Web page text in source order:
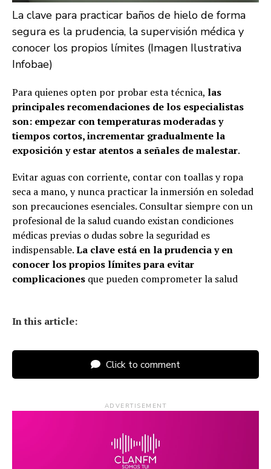
La clave para practicar baños de hielo de forma
segura es la prudencia, la supervisión médica y
conocer los propios límites (Imagen Ilustrativa
Infobae)
Para quienes opten por probar esta técnica, las
principales recomendaciones de los especialistas
son: empezar con temperaturas moderadas y
tiempos cortos, incrementar gradualmente la
exposición y estar atentos a señales de malestar.
Evitar aguas con corriente, contar con toallas y ropa
seca a mano, y nunca practicar la inmersión en soledad
son precauciones esenciales. Consultar siempre con un
profesional de la salud cuando existan condiciones
médicas previas o dudas sobre la seguridad es
indispensable.La clave está en la prudencia y en
conocer los propios límites para evitar
complicaciones que pueden comprometer la salud
In this article:
Click to comment
ADVERTISEMENT